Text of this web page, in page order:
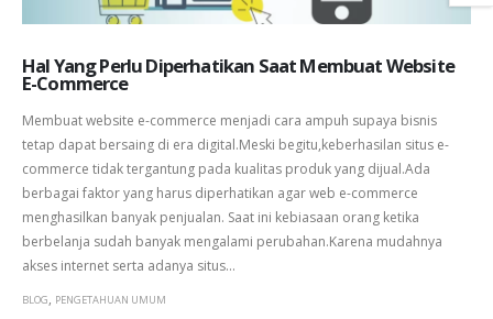
Hal Yang Perlu Diperhatikan Saat Membuat Website
E-Commerce
Membuat website e-commerce menjadi cara ampuh supaya bisnis
tetap dapat bersaing di era digital.Meski begitu,keberhasilan situs e-
commerce tidak tergantung pada kualitas produk yang dijual.Ada
berbagai faktor yang harus diperhatikan agar web e-commerce
menghasilkan banyak penjualan. Saat ini kebiasaan orang ketika
berbelanja sudah banyak mengalami perubahan.Karena mudahnya
akses internet serta adanya situs...
BLOG, PENGETAHUAN UMUM